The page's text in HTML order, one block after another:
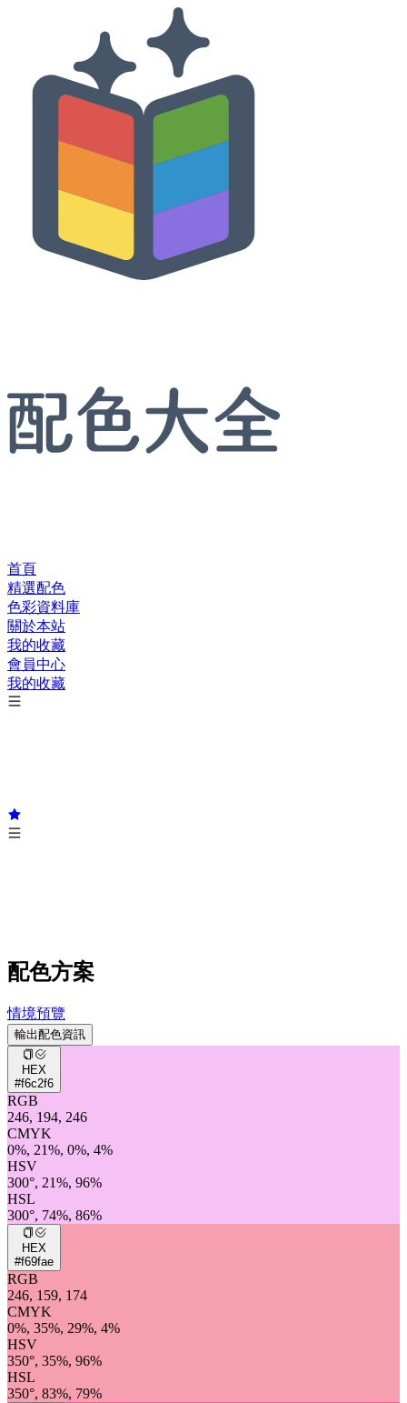
首頁
精選配色
色彩資料庫
關於本站
我的收藏
會員中心
我的收藏
配色方案
情境預覽
輸出配色資訊
HEX
#f6c2f6
RGB
246, 194, 246
CMYK
0%, 21%, 0%, 4%
HSV
300°, 21%, 96%
HSL
300°, 74%, 86%
HEX
#f69fae
RGB
246, 159, 174
CMYK
0%, 35%, 29%, 4%
HSV
350°, 35%, 96%
HSL
350°, 83%, 79%